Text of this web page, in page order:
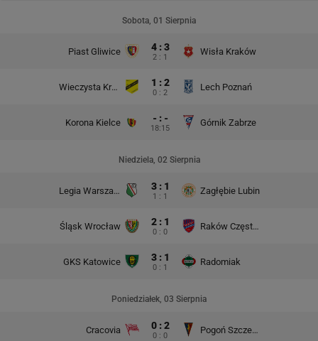
Sobota, 01 Sierpnia
Piast Gliwice 4 : 3
2 : 1
Wisła Kraków
Wieczysta Kraków 1 : 2
0 : 2
Lech Poznań
Korona Kielce - : -
18:15
Górnik Zabrze
Niedziela, 02 Sierpnia
Legia Warszawa 3 : 1
1 : 1
Zagłębie Lubin
Śląsk Wrocław 2 : 1
0 : 0
Raków Częstochowa
GKS Katowice 3 : 1
0 : 1
Radomiak
Poniedziałek, 03 Sierpnia
Cracovia 0 : 2
0 : 0
Pogoń Szczecin